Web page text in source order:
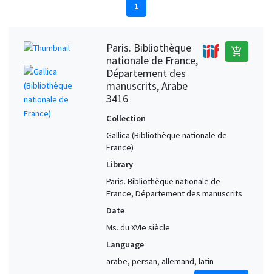
1
Paris. Bibliothèque
nationale de France,
Département des
manuscrits, Arabe
3416
add_shopping_cart
Collection
Gallica (Bibliothèque nationale de
France)
Library
Paris. Bibliothèque nationale de
France, Département des manuscrits
Date
Ms. du XVIe siècle
Language
arabe, persan, allemand, latin